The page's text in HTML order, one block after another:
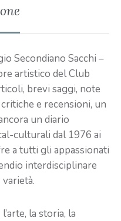
Secondiano Sacchi –
artistico del Club
brevi saggi, note
e recensioni, un
un diario
culturali dal 1976 ai
a tutti gli appassionati
interdisciplinare
la storia, la